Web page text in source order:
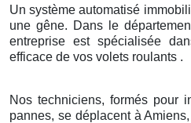
Un système automatisé
une gêne. Dans le
entreprise est spécialisée
efficace de vos volets roulants .
Nos techniciens, formés pour
pannes, se déplacent à